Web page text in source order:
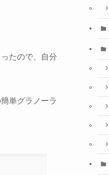
たので、自分
単グラノーラ